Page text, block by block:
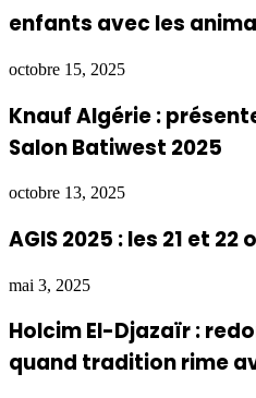
enfants avec les
octobre 15, 2025
Knauf Algérie :
Salon Batiwest 2025
octobre 13, 2025
AGIS 2025 : les 21 et
mai 3, 2025
Holcim El-Djazaïr :
quand tradition rime